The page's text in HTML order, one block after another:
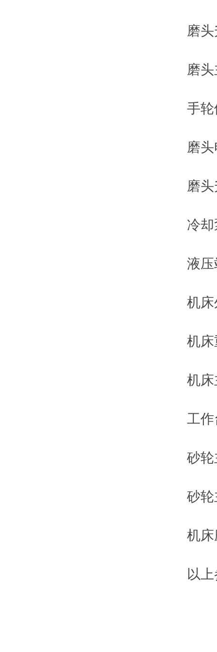
磨头升
磨头主
手轮倍
磨头电
磨头升
冷却泵
液压站
机床外
机床重
机床主
工作台
砂轮主
砂轮主
机床磨
以上参